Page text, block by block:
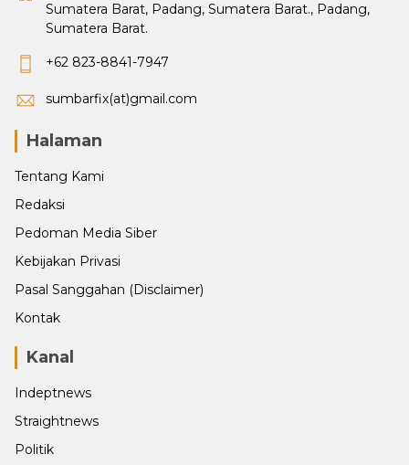
Sumatera Barat, Padang, Sumatera Barat., Padang,
Sumatera Barat.
+62 823-8841-7947
sumbarfix(at)gmail.com
Halaman
Tentang Kami
Redaksi
Pedoman Media Siber
Kebijakan Privasi
Pasal Sanggahan (Disclaimer)
Kontak
Kanal
Indeptnews
Straightnews
Politik